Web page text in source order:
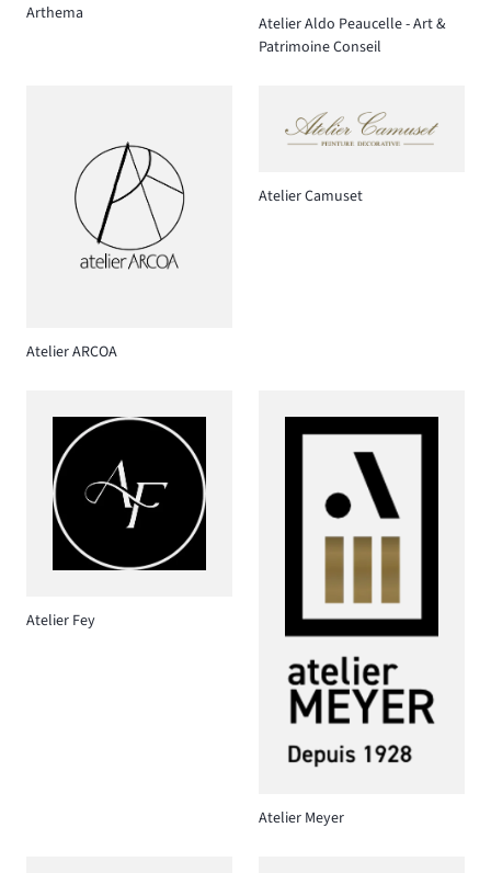
Arthema
Atelier Aldo Peaucelle - Art &
Patrimoine Conseil
Atelier ARCOA
Atelier Camuset
Atelier Fey
Atelier Meyer